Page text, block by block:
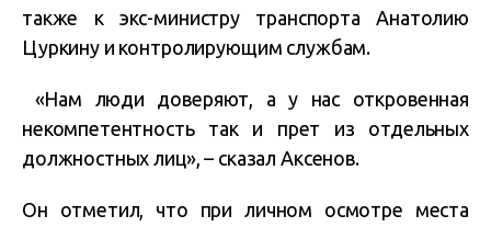
также к экс-министру транспорта Анатолию
Цуркину и контролирующим службам.
«Нам люди доверяют, а у нас откровенная
некомпетентность так и прет из отдельных
должностных лиц», – сказал Аксенов.
Он отметил, что при личном осмотре места